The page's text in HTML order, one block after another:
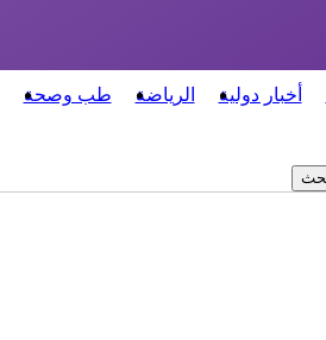
أخبار دولية الرياضة طب وصحة